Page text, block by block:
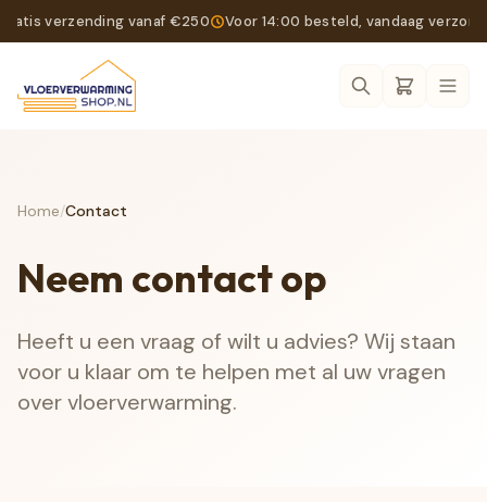
verzending vanaf €250 Voor 14:00 besteld, vandaag
Home/Contact
Neem contact op
Heeft u een vraag of wilt u advies? Wij staan
voor u klaar om te helpen met al uw vragen
over vloerverwarming.